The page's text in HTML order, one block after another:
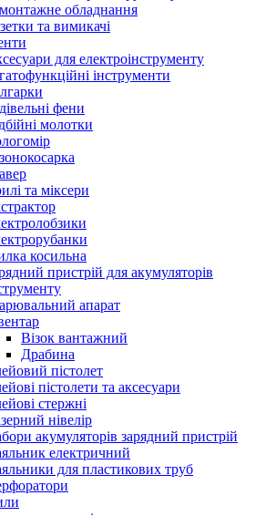
обладнання
та вимикачі
для електроінструменту
інструменти
фени
молотки
та міксери
косильна
пристрій для акумуляторів
апарат
Візок вантажний
Драбина
пістолет
пістолети та аксесуари
стержні
нівелір
акумуляторів зарядний пристрій
електричний
для пластикових труб